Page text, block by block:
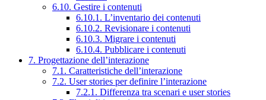
6.10. Gestire i contenuti
6.10.1. L’inventario dei contenuti
6.10.2. Revisionare i contenuti
6.10.3. Migrare i contenuti
6.10.4. Pubblicare i contenuti
7. Progettazione dell’interazione
7.1. Caratteristiche dell’interazione
7.2. User stories per definire l’interazione
7.2.1. Differenza tra scenari e user stories